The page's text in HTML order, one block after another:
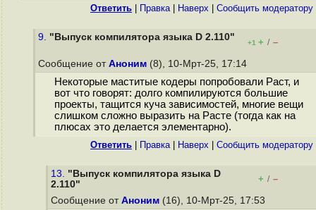
Ответить Правка| Наверх Cообщить модератору
9. "Выпуск компилятора языка D 2.110"
+1 + / –
Сообщение от Аноним (8), 10-Мрт-25, 17:14
Некоторые маститые кодеры попробовали Раст, и
вот что говорят: долго компилируются большие
проекты, тащится куча зависимостей, многие вещи
слишком сложно выразить на Расте (тогда как на
плюсах это делается элементарно).
Ответить Правка| Наверх Cообщить модератору
13. "Выпуск компилятора языка D
2.110"
+ / –
Сообщение от Аноним (16), 10-Мрт-25, 17:53